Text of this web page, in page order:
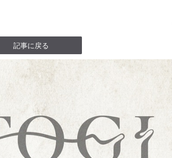
記事に戻る